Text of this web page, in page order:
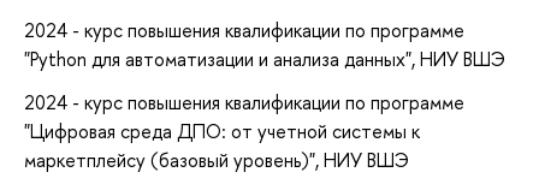
2024 - курс повышения квалификации по программе
"Python для автоматизации и анализа данных", НИУ ВШЭ
2024 - курс повышения квалификации по программе
"Цифровая среда ДПО: от учетной системы к
маркетплейсу (базовый уровень)", НИУ ВШЭ